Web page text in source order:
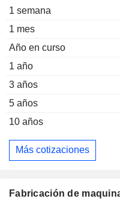
1 semana
1 mes
Año en curso
1 año
3 años
5 años
10 años
Más cotizaciones
Fabricación de